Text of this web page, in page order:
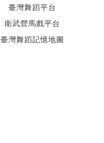
臺灣舞蹈平台
衛武營馬戲平台
臺灣舞蹈記憶地圖